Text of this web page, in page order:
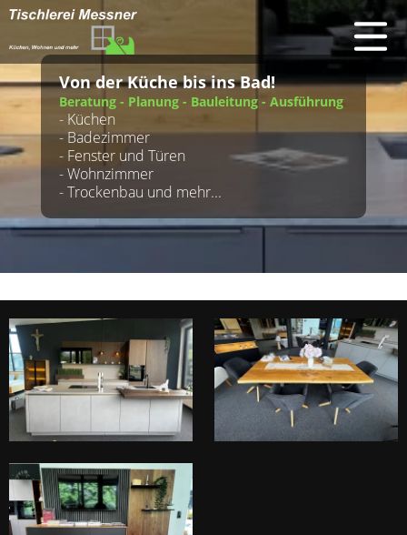
Von der Küche bis ins Bad!
Beratung - Planung - Bauleitung - Ausführung
- Küchen
- Badezimmer
- Fenster und Türen
- Wohnzimmer
- Trockenbau und mehr...